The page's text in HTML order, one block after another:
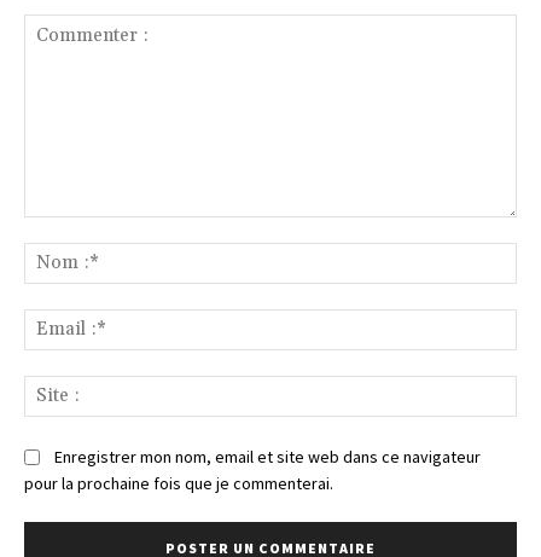
:*
:*
:
Enregistrer mon nom, email et site web dans ce navigateur
pour la prochaine fois que je commenterai.